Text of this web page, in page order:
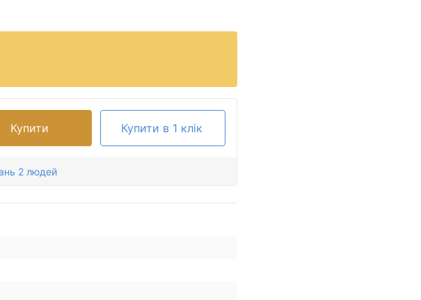
Купити Купити в 1 клік
2 людей